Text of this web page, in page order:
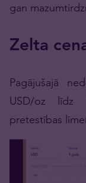
gan
Zelta
Pagājušajā
USD/oz līdz
pretestības